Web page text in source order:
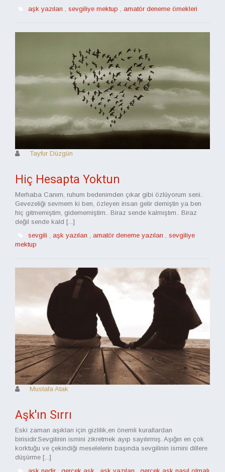
aşk yazıları , sevgiliye mektup , amatör deneme örnekleri
Tayfur Düzgün
Hiç Hesapta Yoktun
Merhaba Canım, ruhum bedenimden çıkar gibi özlüyorum seni..
Gevezeliği sevmem ki ben, özleyen insan gelir demiştin ya ben
hiç gitmemiştim, gidememiştim.. Biraz sende kalmıştım.. Biraz
değil sende kald [...]
sevgili , aşk yazıları , amatör deneme yazıları , sevgiliye
mektup
Mustafa Atak
Aşk'ın Sırrı
Eski zaman aşıkları için gizlilik,en önemli kurallardan
birisidir.Sevgilinin ismini zikretmek ayıp sayılırmış. Aşığın en çok
korktuğu ve çekindiği meselelerin başında sevgilinin ismini dillere
düşürme [...]